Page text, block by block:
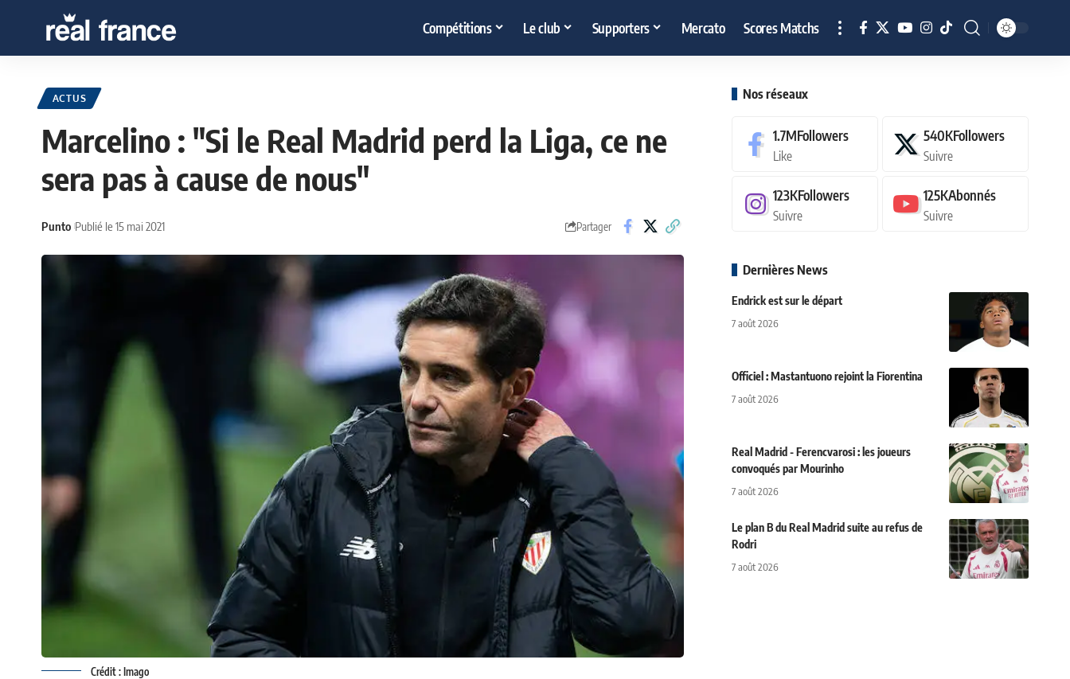
Compétitions Le club Supporters Mercato Scores Matchs
ACTUS
Marcelino : "Si le Real Madrid perd la Liga, ce ne
sera pas à cause de nous"
Punto Publié le 15 mai 2021 Partager
Crédit : Imago
Nos réseaux
1.7MFollowers
Like
540KFollowers
Suivre
123KFollowers
Suivre
125KAbonnés
Suivre
Dernières News
Endrick est sur le départ
7 août 2026
Officiel : Mastantuono rejoint la Fiorentina
7 août 2026
Real Madrid - Ferencvarosi : les joueurs
convoqués par Mourinho
7 août 2026
Le plan B du Real Madrid suite au refus de
Rodri
7 août 2026